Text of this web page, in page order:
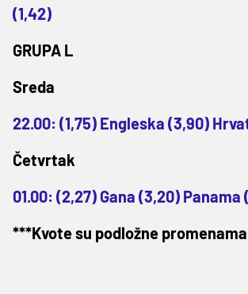
(1,42)
GRUPA L
Sreda
22.00: (1,75) Engleska (3,90)
Četvrtak
01.00: (2,27) Gana (3,20) Panama
***Kvote su podložne promenama